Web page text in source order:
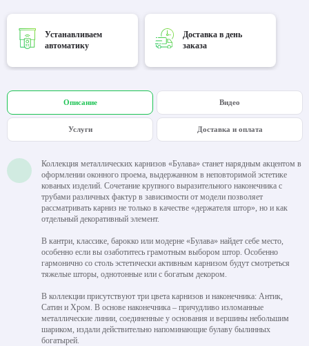
Устанавливаем
автоматику
Доставка в день
заказа
Описание Видео
Услуги Доставка и оплата
Коллекция металлических карнизов «Булава» станет нарядным акцентом в
оформлении оконного проема, выдержанном в неповторимой эстетике
кованых изделий. Сочетание крупного выразительного наконечника с
трубами различных фактур в зависимости от модели позволяет
рассматривать карниз не только в качестве «держателя штор», но и как
отдельный декоративный элемент.
В кантри, классике, барокко или модерне «Булава» найдет себе место,
особенно если вы озаботитесь грамотным выбором штор. Особенно
гармонично со столь эстетически активным карнизом будут смотреться
тяжелые шторы, однотонные или с богатым декором.
В коллекции присутствуют три цвета карнизов и наконечника: Антик,
Сатин и Хром. В основе наконечника – причудливо изломанные
металлические линии, соединенные у основания и вершины небольшим
шариком, издали действительно напоминающие булаву былинных
богатырей.